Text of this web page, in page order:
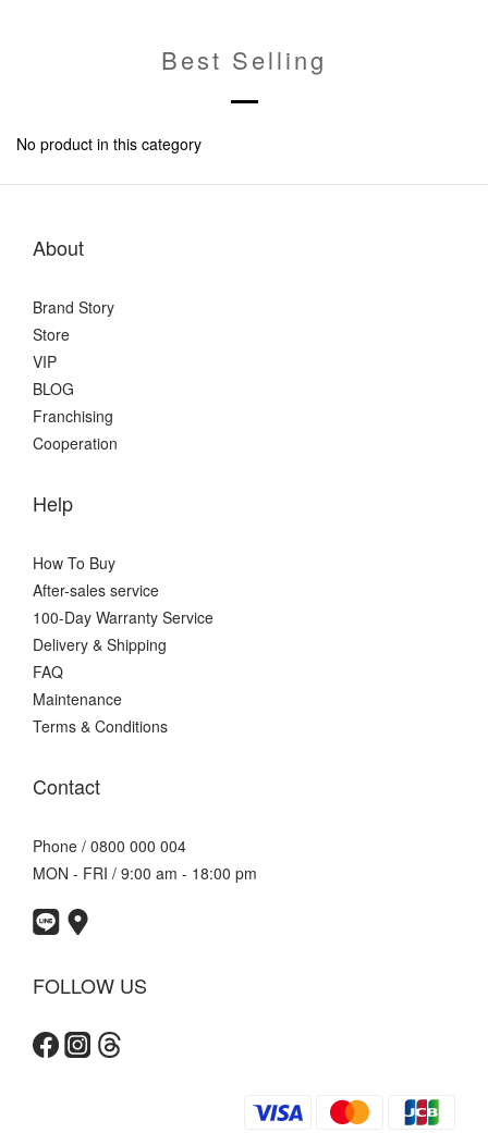
Best Selling
No product in this category
About
Brand Story
Store
VIP
BLOG
Franchising
Cooperation
Help
How To Buy
After-sales service
100-Day Warranty Service
Delivery & Shipping
FAQ
Maintenance
Terms & Conditions
Contact
Phone / 0800 000 004
MON - FRI / 9:00 am - 18:00 pm
FOLLOW US